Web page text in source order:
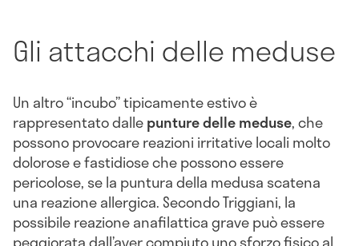
Gli attacchi delle meduse
Un altro “incubo” tipicamente estivo è
rappresentato dallepunture delle meduse, che
possono provocare reazioni irritative locali molto
dolorose e fastidiose che possono essere
pericolose, se la puntura della medusa scatena
una reazione allergica. Secondo Triggiani, la
possibile reazione anafilattica grave può essere